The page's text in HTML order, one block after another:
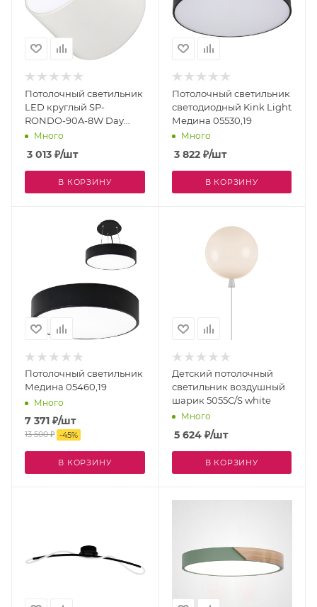
Потолочный светильник
LED круглый SP-
RONDO-90A-8W Day
White (Arlight, IP40
Металл, 3 года) 022234
Много
3 013 ₽/шт
В КОРЗИНУ
Потолочный светильник
светодиодный Kink Light
Медина 05530,19
Много
3 822₽/шт
В КОРЗИНУ
Потолочный светильник
Медина 05460,19
Много
7 371 ₽/шт
13 500₽ -45%
В КОРЗИНУ
Детский потолочный
светильник воздушный
шарик 5055C/S white
Много
5 624₽/шт
В КОРЗИНУ